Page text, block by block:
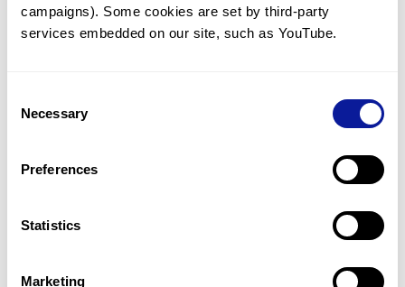
campaigns). Some cookies are set by third-party
services embedded on our site, such as YouTube.
Selection
Necessary
Preferences
Statistics
Marketing
기술
Gene browser
매달 뉴스레터를 통해 최신 블로그 포스트와 소식을 받아보세요.